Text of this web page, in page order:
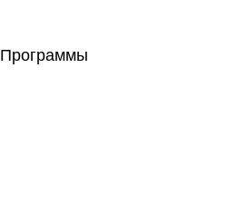
Программы